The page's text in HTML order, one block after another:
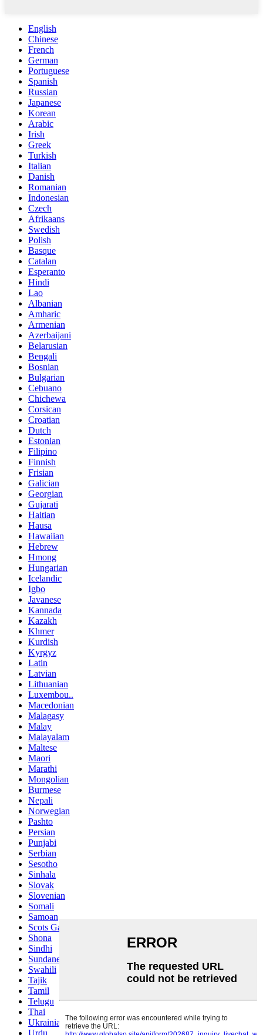
English
Chinese
French
German
Portuguese
Spanish
Russian
Japanese
Korean
Arabic
Irish
Greek
Turkish
Italian
Danish
Romanian
Indonesian
Czech
Afrikaans
Swedish
Polish
Basque
Catalan
Esperanto
Hindi
Lao
Albanian
Amharic
Armenian
Azerbaijani
Belarusian
Bengali
Bosnian
Bulgarian
Cebuano
Chichewa
Corsican
Croatian
Dutch
Estonian
Filipino
Finnish
Frisian
Galician
Georgian
Gujarati
Haitian
Hausa
Hawaiian
Hebrew
Hmong
Hungarian
Icelandic
Igbo
Javanese
Kannada
Kazakh
Khmer
Kurdish
Kyrgyz
Latin
Latvian
Lithuanian
Luxembou..
Macedonian
Malagasy
Malay
Malayalam
Maltese
Maori
Marathi
Mongolian
Burmese
Nepali
Norwegian
Pashto
Persian
Punjabi
Serbian
Sesotho
Sinhala
Slovak
Slovenian
Somali
Samoan
Scots Gaelic
Shona
Sindhi
Sundanese
Swahili
Tajik
Tamil
Telugu
Thai
Ukrainian
Urdu